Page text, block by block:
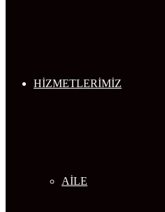
HİZMETLERİMİZ
AİLE